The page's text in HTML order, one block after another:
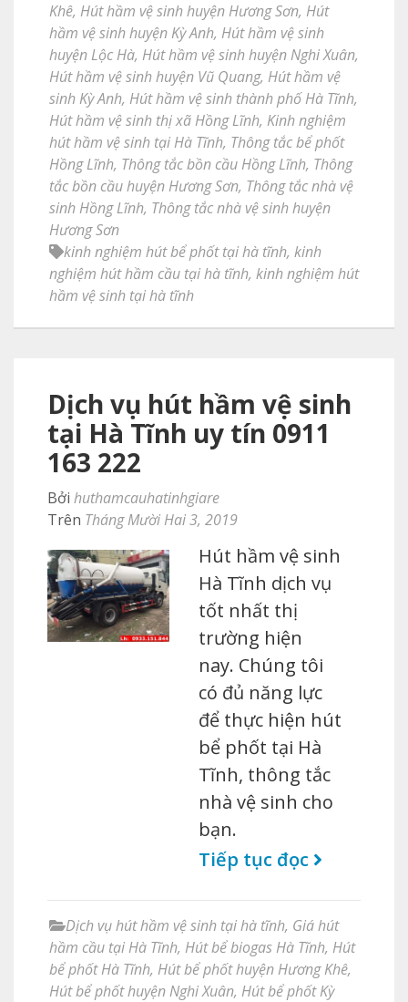
Khê, Hút hầm vệ sinh huyện Hương Sơn, Hút
hầm vệ sinh huyện Kỳ Anh, Hút hầm vệ sinh
huyện Lộc Hà, Hút hầm vệ sinh huyện Nghi Xuân,
Hút hầm vệ sinh huyện Vũ Quang, Hút hầm vệ
sinh Kỳ Anh, Hút hầm vệ sinh thành phố Hà Tĩnh,
Hút hầm vệ sinh thị xã Hồng Lĩnh, Kinh nghiệm
hút hầm vệ sinh tại Hà Tĩnh, Thông tắc bể phốt
Hồng Lĩnh, Thông tắc bồn cầu Hồng Lĩnh, Thông
tắc bồn cầu huyện Hương Sơn, Thông tắc nhà vệ
sinh Hồng Lĩnh, Thông tắc nhà vệ sinh huyện
Hương Sơn
kinh nghiệm hút bể phốt tại hà tĩnh, kinh
nghiệm hút hầm cầu tại hà tĩnh, kinh nghiệm hút
hầm vệ sinh tại hà tĩnh
Dịch vụ hút hầm vệ sinh
tại Hà Tĩnh uy tín 0911
163 222
Bởi huthamcauhatinhgiare
Trên Tháng Mười Hai 3, 2019
Hút hầm vệ sinh
Hà Tĩnh dịch vụ
tốt nhất thị
trường hiện
nay. Chúng tôi
có đủ năng lực
để thực hiện hút
bể phốt tại Hà
Tĩnh, thông tắc
nhà vệ sinh cho
bạn.
Tiếp tục đọc
Dịch vụ hút hầm vệ sinh tại hà tĩnh, Giá hút
hầm cầu tại Hà Tĩnh, Hút bể biogas Hà Tĩnh, Hút
bể phốt Hà Tĩnh, Hút bể phốt huyện Hương Khê,
Hút bể phốt huyện Nghi Xuân, Hút bể phốt Kỳ